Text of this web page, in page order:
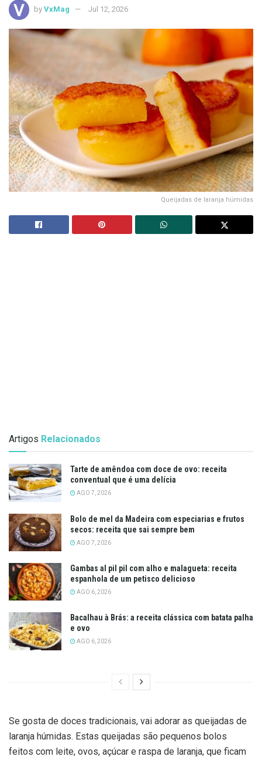
by VxMag Jul 12, 2026
Queijadas de laranja húmidas
Artigos Relacionados
Tarte de amêndoa com doce de ovo: receita
conventual que é uma delícia
AGO 7, 2026
Bolo de mel da Madeira com especiarias e frutos
secos: receita que sai sempre bem
AGO 7, 2026
Gambas al pil pil com alho e malagueta: receita
espanhola de um petisco delicioso
AGO 6, 2026
Bacalhau à Brás: a receita clássica com batata palha
e ovo
AGO 6, 2026
Se gosta de doces tradicionais, vai adorar as queijadas de
laranja húmidas. Estas queijadas são pequenos bolos
feitos com leite, ovos, açúcar e raspa de laranja, que ficam